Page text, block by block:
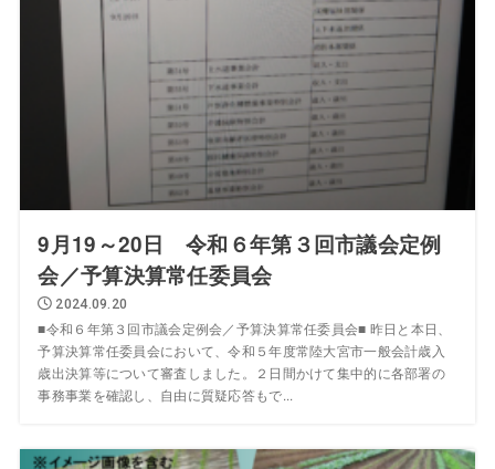
9月19～20日 令和６年第３回市議会定例
会／予算決算常任委員会
2024.09.20
■令和６年第３回市議会定例会／予算決算常任委員会■ 昨日と本日、
予算決算常任委員会において、令和５年度常陸大宮市一般会計歳入
歳出決算等について審査しました。２日間かけて集中的に各部署の
事務事業を確認し、自由に質疑応答もで...